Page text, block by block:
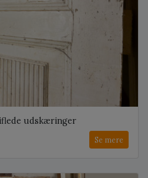
udskæringer
Se mere